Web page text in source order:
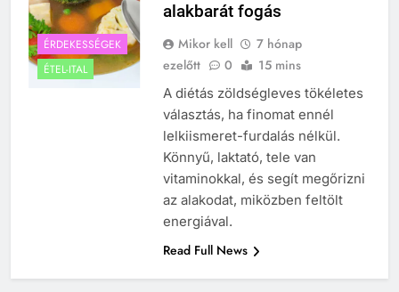
ÉRDEKESSÉGEK
ÉTEL-ITAL
alakbarát fogás
Mikor kell
7 hónap
ezelőtt
0 15 mins
A diétás zöldségleves tökéletes
választás, ha finomat ennél
lelkiismeret-furdalás nélkül.
Könnyű, laktató, tele van
vitaminokkal, és segít megőrizni
az alakodat, miközben feltölt
energiával.
Read Full News